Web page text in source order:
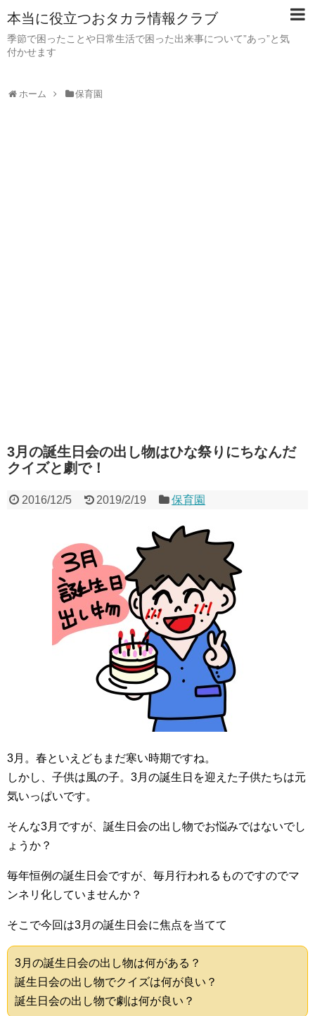
本当に役立つおタカラ情報クラブ
季節で困ったことや日常生活で困った出来事について”あっ”と気
付かせます
ホーム 保育園
3月の誕生日会の出し物はひな祭りにちなんだ
クイズと劇で！
2016/12/5 2019/2/19 保育園
3月。春といえどもまだ寒い時期ですね。
しかし、子供は風の子。3月の誕生日を迎えた子供たちは元
気いっぱいです。
そんな3月ですが、誕生日会の出し物でお悩みではないでし
ょうか？
毎年恒例の誕生日会ですが、毎月行われるものですのでマ
ンネリ化していませんか？
そこで今回は3月の誕生日会に焦点を当てて
3月の誕生日会の出し物は何がある？
誕生日会の出し物でクイズは何が良い？
誕生日会の出し物で劇は何が良い？